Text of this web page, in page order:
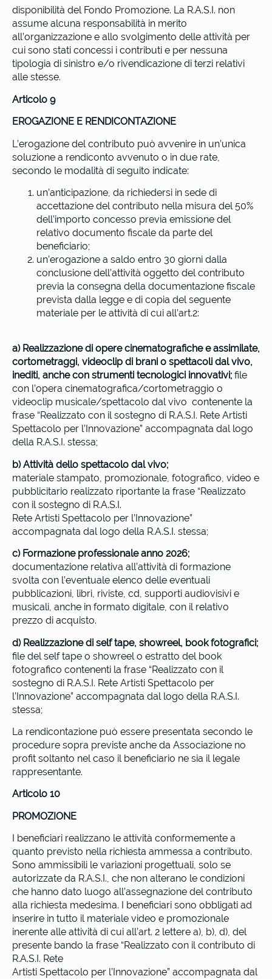
disponibilità del Fondo Promozione. La R.A.S.I. non
assume alcuna responsabilità in merito
all’organizzazione e allo svolgimento delle attività per
cui sono stati concessi i contributi e per nessuna
tipologia di sinistro e/o rivendicazione di terzi relativi
alle stesse.
Articolo 9
EROGAZIONE E RENDICONTAZIONE
L’erogazione del contributo può avvenire in un’unica
soluzione a rendiconto avvenuto o in due rate,
secondo le modalità di seguito indicate:
un’anticipazione, da richiedersi in sede di
accettazione del contributo nella misura del 50%
dell’importo concesso previa emissione del
relativo documento fiscale da parte del
beneficiario;
un’erogazione a saldo entro 30 giorni dalla
conclusione dell’attività oggetto del contributo
previa la consegna della documentazione fiscale
prevista dalla legge e di copia del seguente
materiale per le attività di cui all’art.2:
a) Realizzazione di opere cinematografiche e assimilate,
cortometraggi, videoclip di brani o spettacoli dal vivo,
inediti, anche con strumenti tecnologici innovativi; file
con l’opera cinematografica/cortometraggio o
videoclip musicale/spettacolo dal vivo contenente la
frase “Realizzato con il sostegno di R.A.S.I. Rete Artisti
Spettacolo per l’Innovazione” accompagnata dal logo
della R.A.S.I. stessa;
b) Attività dello spettacolo dal vivo;
materiale stampato, promozionale, fotografico, video e
pubblicitario realizzato riportante la frase “Realizzato
con il sostegno di R.A.S.I.
Rete Artisti Spettacolo per l’Innovazione”
accompagnata dal logo della R.A.S.I. stessa;
c) Formazione professionale anno 2026;
documentazione relativa all’attività di formazione
svolta con l’eventuale elenco delle eventuali
pubblicazioni, libri, riviste, cd, supporti audiovisivi e
musicali, anche in formato digitale, con il relativo
prezzo di acquisto.
d) Realizzazione di self tape, showreel, book fotografici;
file del self tape o showreel o estratto del book
fotografico contenenti la frase “Realizzato con il
sostegno di R.A.S.I. Rete Artisti Spettacolo per
l’Innovazione” accompagnata dal logo della R.A.S.I.
stessa;
La rendicontazione può essere presentata secondo le
procedure sopra previste anche da Associazione no
profit soltanto nel caso il beneficiario ne sia il legale
rappresentante.
Articolo 10
PROMOZIONE
I beneficiari realizzano le attività conformemente a
quanto previsto nella richiesta ammessa a contributo.
Sono ammissibili le variazioni progettuali, solo se
autorizzate da R.A.S.I., che non alterano le condizioni
che hanno dato luogo all’assegnazione del contributo
alla richiesta medesima. I beneficiari sono obbligati ad
inserire in tutto il materiale video e promozionale
inerente alle attività di cui all’art. 2 lettere a), b), d), del
presente bando la frase “Realizzato con il contributo di
R.A.S.I. Rete
Artisti Spettacolo per l’Innovazione” accompagnata dal